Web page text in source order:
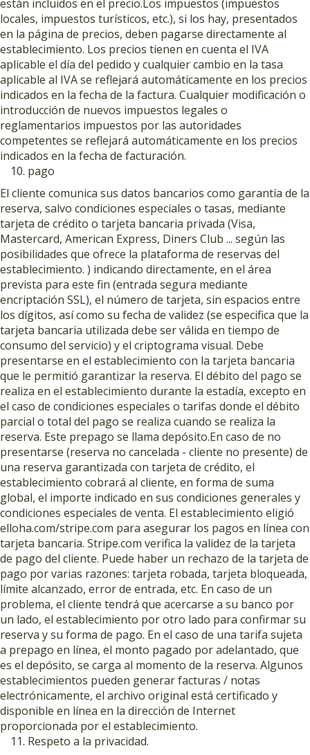
están incluidos en el precio.Los impuestos (impuestos
locales, impuestos turísticos, etc.), si los hay, presentados
en la página de precios, deben pagarse directamente al
establecimiento. Los precios tienen en cuenta el IVA
aplicable el día del pedido y cualquier cambio en la tasa
aplicable al IVA se reflejará automáticamente en los precios
indicados en la fecha de la factura. Cualquier modificación o
introducción de nuevos impuestos legales o
reglamentarios impuestos por las autoridades
competentes se reflejará automáticamente en los precios
indicados en la fecha de facturación.
pago
El cliente comunica sus datos bancarios como garantía de la
reserva, salvo condiciones especiales o tasas, mediante
tarjeta de crédito o tarjeta bancaria privada (Visa,
Mastercard, American Express, Diners Club ... según las
posibilidades que ofrece la plataforma de reservas del
establecimiento. ) indicando directamente, en el área
prevista para este fin (entrada segura mediante
encriptación SSL), el número de tarjeta, sin espacios entre
los dígitos, así como su fecha de validez (se especifica que la
tarjeta bancaria utilizada debe ser válida en tiempo de
consumo del servicio) y el criptograma visual. Debe
presentarse en el establecimiento con la tarjeta bancaria
que le permitió garantizar la reserva. El débito del pago se
realiza en el establecimiento durante la estadía, excepto en
el caso de condiciones especiales o tarifas donde el débito
parcial o total del pago se realiza cuando se realiza la
reserva. Este prepago se llama depósito.En caso de no
presentarse (reserva no cancelada - cliente no presente) de
una reserva garantizada con tarjeta de crédito, el
establecimiento cobrará al cliente, en forma de suma
global, el importe indicado en sus condiciones generales y
condiciones especiales de venta. El establecimiento eligió
elloha.com/stripe.com para asegurar los pagos en línea con
tarjeta bancaria. Stripe.com verifica la validez de la tarjeta
de pago del cliente. Puede haber un rechazo de la tarjeta de
pago por varias razones: tarjeta robada, tarjeta bloqueada,
límite alcanzado, error de entrada, etc. En caso de un
problema, el cliente tendrá que acercarse a su banco por
un lado, el establecimiento por otro lado para confirmar su
reserva y su forma de pago. En el caso de una tarifa sujeta
a prepago en línea, el monto pagado por adelantado, que
es el depósito, se carga al momento de la reserva. Algunos
establecimientos pueden generar facturas / notas
electrónicamente, el archivo original está certificado y
disponible en línea en la dirección de Internet
proporcionada por el establecimiento.
Respeto a la privacidad.